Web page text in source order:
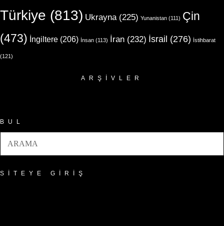
Türkiye (813) Ukrayna(225) Yunanistan (111) Çin
(473) İngiltere (206) İnsan (113) İran (232) İsrail (276) İstihbarat
(121)
ARŞIVLER
BUL
SITEYE GIRIŞ